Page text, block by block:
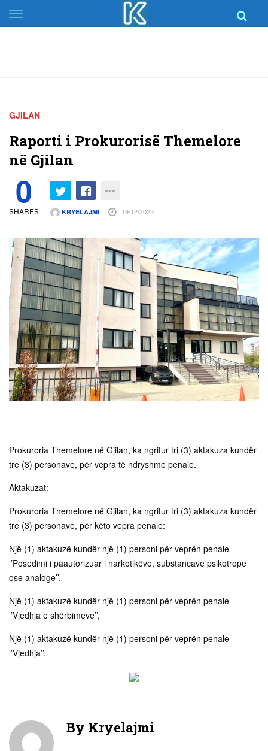
Skip
to
GJILAN
Raporti i Prokurorisë Themelore
në Gjilan
0
SHARES KRYELAJMI 19/12/2023
Prokuroria Themelore në Gjilan, ka ngritur tri (3) aktakuza kundër
tre (3) personave, për vepra të ndryshme penale.
Aktakuzat:
Prokuroria Themelore në Gjilan, ka ngritur tri (3) aktakuza kundër
tre (3) personave, për këto vepra penale:
Një (1) aktakuzë kundër një (1) personi për veprën penale
‘’Posedimi i paautorizuar i narkotikëve, substancave psikotrope
ose analoge’’,
Një (1) aktakuzë kundër një (1) personi për veprën penale
‘’Vjedhja e shërbimeve’’,
Një (1) aktakuzë kundër një (1) personi për veprën penale
‘’Vjedhja’’.
By Kryelajmi